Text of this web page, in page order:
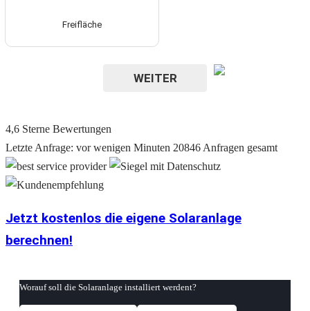
Freifläche
WEITER
4,6 Sterne Bewertungen
Letzte Anfrage: vor wenigen Minuten 20846 Anfragen gesamt
Jetzt kostenlos die eigene Solaranlage
berechnen!
Worauf soll die Solaranlage installiert werdent?